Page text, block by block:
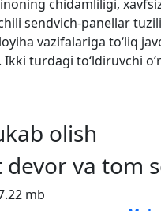
chidamliligi,
sendvich-panellar
vazifalariga to‘liq
turdagi to‘ldiruvchi
olish
va tom
mb